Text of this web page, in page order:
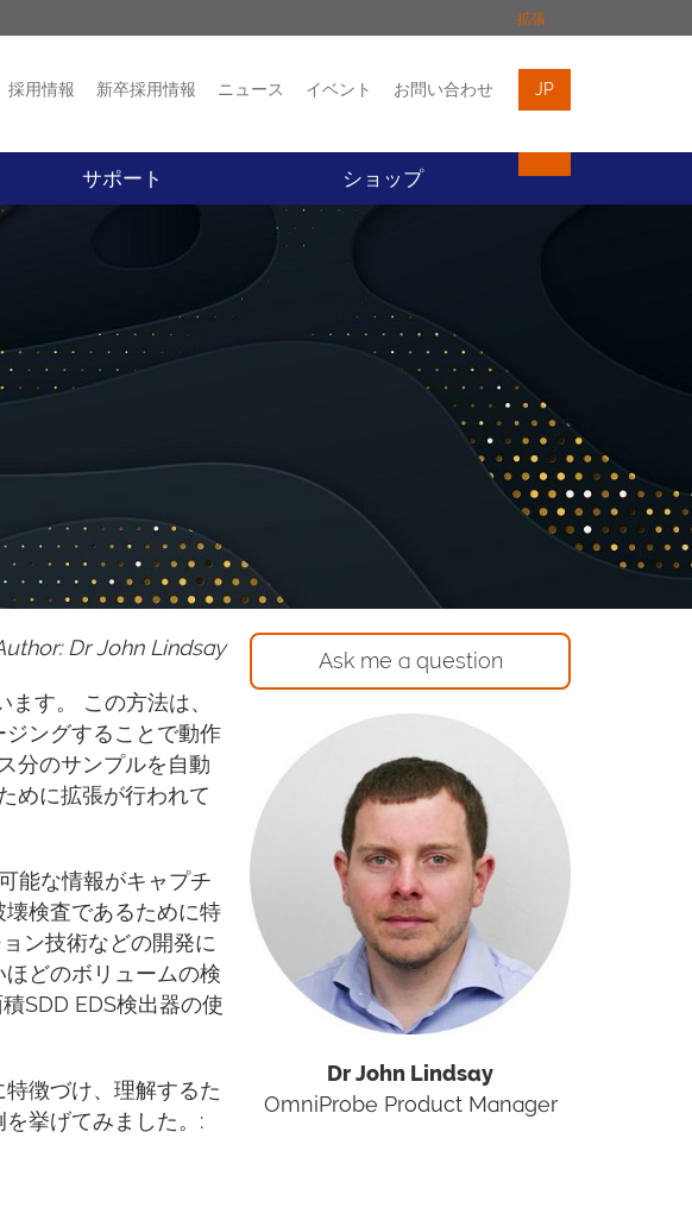
拡張
ース イベント お問い合わせ
採用情報 新卒採用情報 ニュース イベント お問い合わせ JP
サポート ショップ
Dr John Lindsay
す。 この方法は、
ングすることで動作
分のサンプルを自動
めに拡張が行われて
能な情報がキャプチ
検査であるために特
ン技術などの開発に
どのボリュームの検
SDD EDS検出器の使
徴づけ、理解するた
挙げてみました。:
Ask me a question
Dr John Lindsay
OmniProbe Product Manager